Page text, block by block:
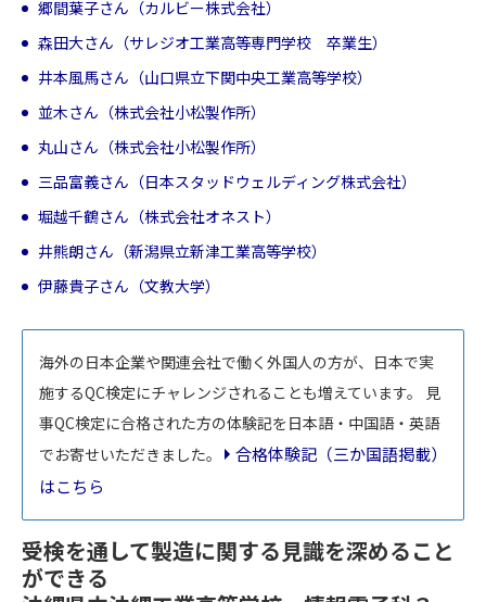
郷間葉子さん（カルビー株式会社）
森田大さん（サレジオ工業高等専門学校 卒業生）
井本風馬さん（山口県立下関中央工業高等学校）
並木さん（株式会社小松製作所）
丸山さん（株式会社小松製作所）
三品富義さん（日本スタッドウェルディング株式会社）
堀越千鶴さん（株式会社オネスト）
井熊朗さん（新潟県立新津工業高等学校）
伊藤貴子さん（文教大学）
海外の日本企業や関連会社で働く外国人の方が、日本で実
施するQC検定にチャレンジされることも増えています。
見
事QC検定に合格された方の体験記を日本語・中国語・英語
でお寄せいただきました。
合格体験記（三か国語掲載）
はこちら
受検を通して製造に関する見識を深めること
ができる